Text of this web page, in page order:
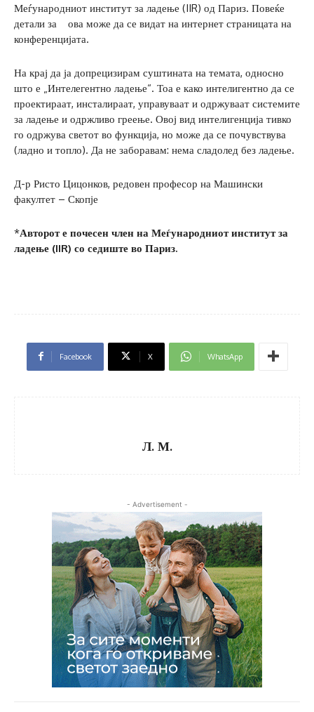
Меѓународниот институт за ладење (IIR) од Париз. Повеќе
детали за ова може да се видат на интернет страницата на
конференцијата.
На крај да ја допрецизирам суштината на темата, односно
што е „Интелегентно ладење“. Тоа е како интелигентно да се
проектираат, инсталираат, управуваат и одржуваат системите
за ладење и одржливо греење. Овој вид интелигенција тивко
го одржува светот во функција, но може да се почувствува
(ладно и топло). Да не заборавам: нема сладолед без ладење.
Д-р Ристо Цицонков, редовен професор на Машински
факултет – Скопје
*Авторот е почесен член на Меѓународниот институт за
ладење (IIR) со седиште во Париз.
Facebook X WhatsApp
Л. М.
- Advertisement -